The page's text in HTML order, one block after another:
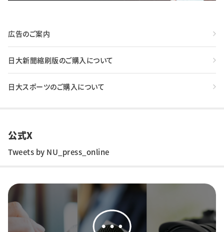
広告のご案内
日大新聞縮刷版のご購入について
日大スポーツのご購入について
公式X
Tweets by NU_press_online